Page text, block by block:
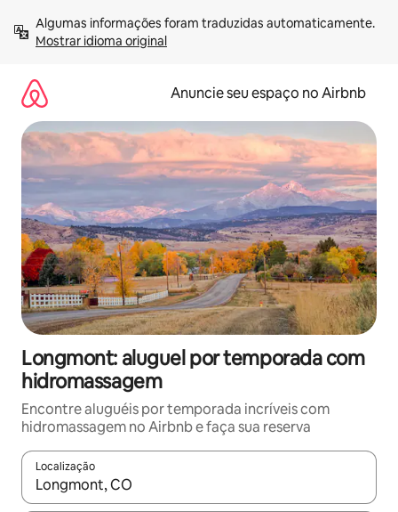
para
Mostrar idioma original
Anuncie seu espaço no Airbnb
Longmont: aluguel por temporada com
hidromassagem
Encontre aluguéis por temporada incríveis com
hidromassagem no Airbnb e faça sua reserva
Localização
Quando os resultados estiverem disponíveis, explore-os